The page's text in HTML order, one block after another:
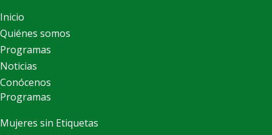
Inicio
Quiénes somos
Programas
Noticias
Conócenos
Programas
Mujeres sin Etiquetas